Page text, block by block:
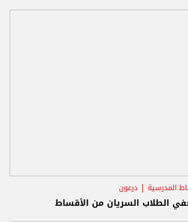
المدرسية درعون
الطلاب السريان من الأقساط